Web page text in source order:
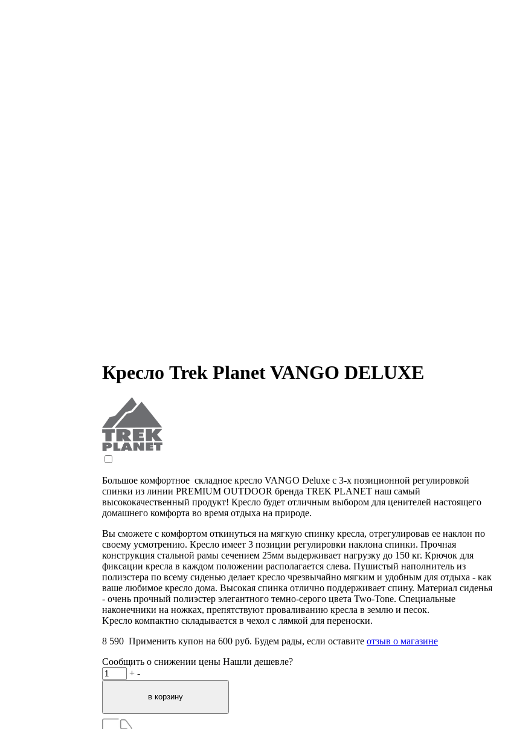
Кресло Trek Planet VANGO DELUXE
Большое комфортное складное кресло VANGO Deluxe с 3-х позиционной регулировкой
спинки из линии PREMIUM OUTDOOR бренда TREK PLANET наш самый
высококачественный продукт! Кресло будет отличным выбором для ценителей настоящего
домашнего комфорта во время отдыха на природе.
Вы сможете с комфортом откинуться на мягкую спинку кресла, отрегулировав ее наклон по
своему усмотрению. Кресло имеет 3 позиции регулировки наклона спинки. Прочная
конструкция стальной рамы сечением 25мм выдерживает нагрузку до 150 кг. Крючок для
фиксации кресла в каждом положении располагается слева. Пушистый наполнитель из
полиэстера по всему сиденью делает кресло чрезвычайно мягким и удобным для отдыха - как
ваше любимое кресло дома. Высокая спинка отлично поддерживает спину. Материал сиденья
- очень прочный полиэстер элегантного темно-серого цвета Two-Tone. Специальные
наконечники на ножках, препятствуют проваливанию кресла в землю и песок.
Kресло компактно складывается в чехол с лямкой для переноски.
8 590 Применить купон на 600 руб. Будем рады, если оставите отзыв о магазине
Сообщить о снижении цены Нашли дешевле?
+ -